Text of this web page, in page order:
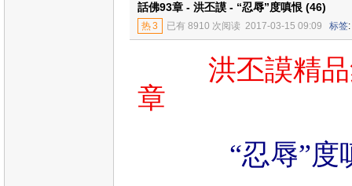
話佛93章 - 洪丕謨 - “忍辱”度嗔恨 (46)
热3 已有 8910 次阅读 2017-03-15 09:09 标签
洪丕謨精品
章
“忍辱”度